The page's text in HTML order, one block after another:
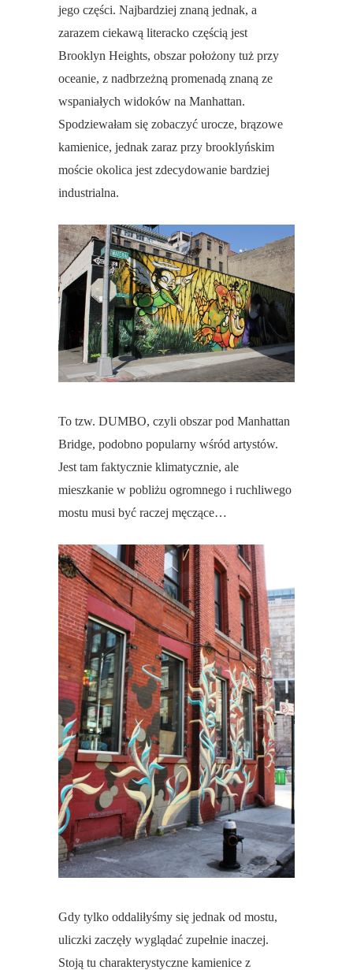
jego części. Najbardziej znaną jednak, a
zarazem ciekawą literacko częścią jest
Brooklyn Heights, obszar położony tuż przy
oceanie, z nadbrzeżną promenadą znaną ze
wspaniałych widoków na Manhattan.
Spodziewałam się zobaczyć urocze, brązowe
kamienice, jednak zaraz przy brooklyńskim
moście okolica jest zdecydowanie bardziej
industrialna.
To tzw. DUMBO, czyli obszar pod Manhattan
Bridge, podobno popularny wśród artystów.
Jest tam faktycznie klimatycznie, ale
mieszkanie w pobliżu ogromnego i ruchliwego
mostu musi być raczej męczące…
Gdy tylko oddaliłyśmy się jednak od mostu,
uliczki zaczęły wyglądać zupełnie inaczej.
Stoją tu charakterystyczne kamienice z